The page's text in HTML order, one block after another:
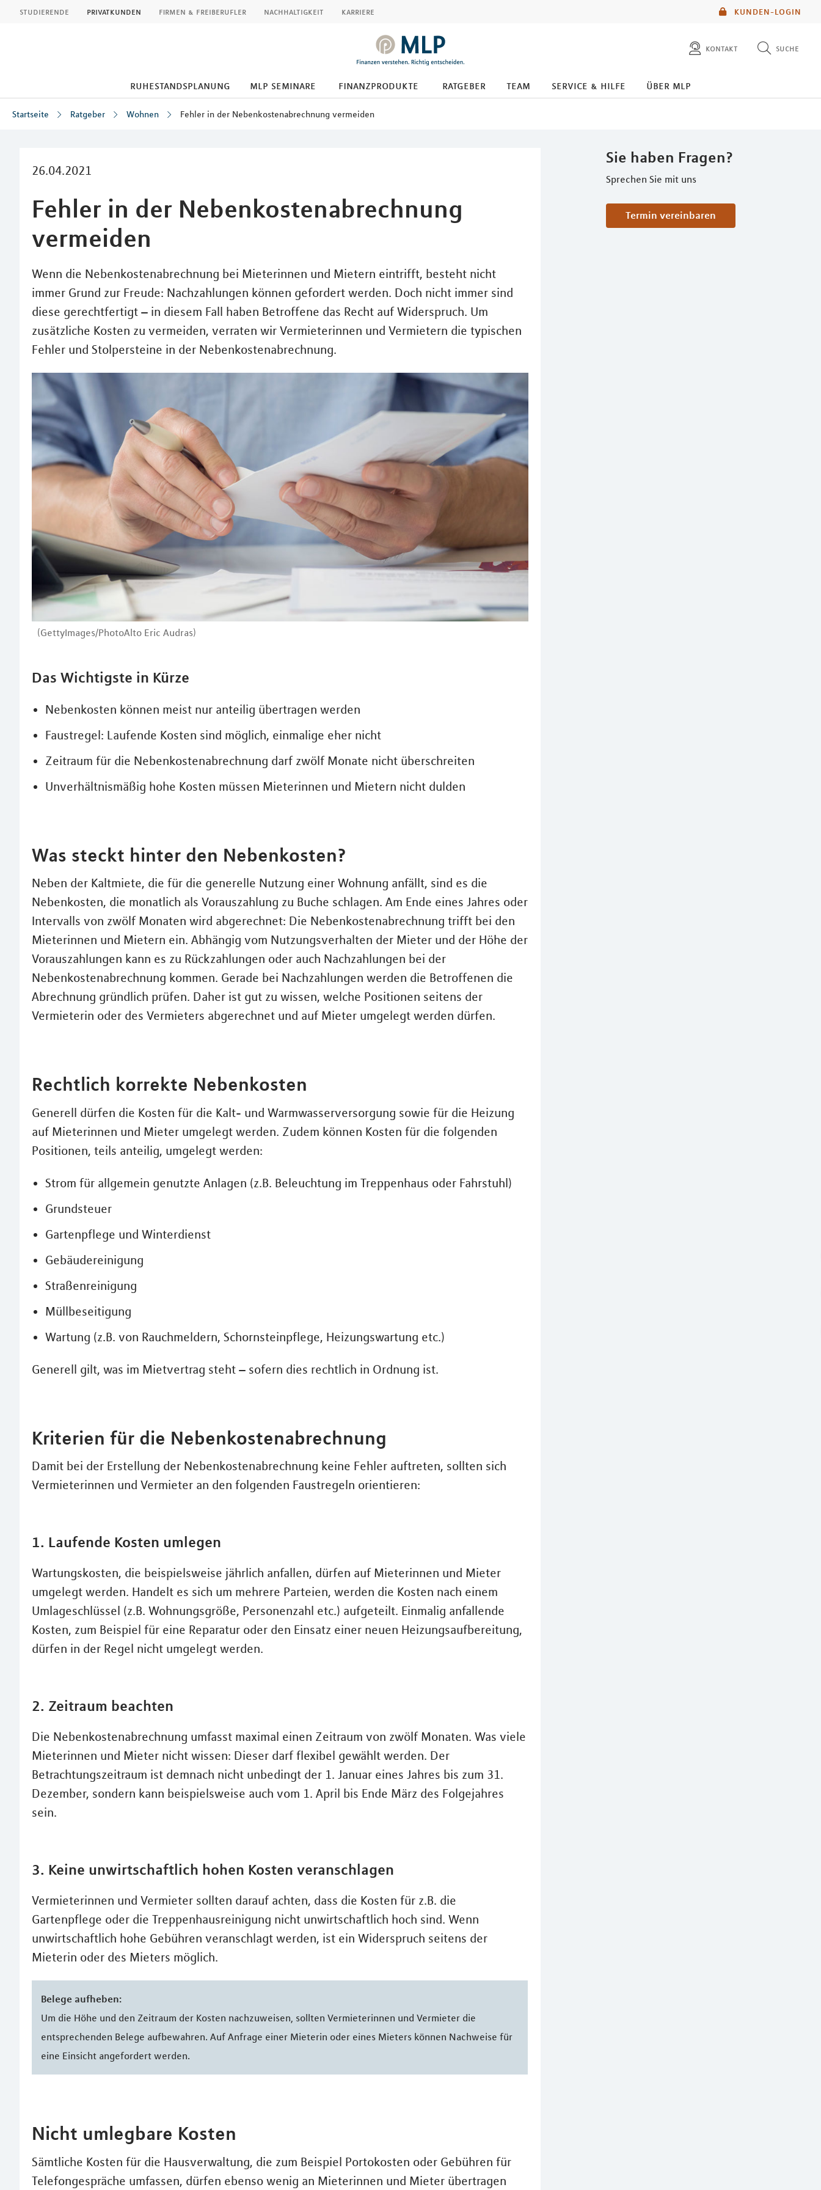
KUNDEN-LOGIN
studierende privatkunden firmen & freiberufler nachhaltigkeit karriere
kontakt suche
diese website durchsuchen
ruhestandsplanung mlp seminare finanzprodukte ratgeber team service & hilfe über mlp
Startseite Ratgeber Wohnen Fehler in der Nebenkostenabrechnung vermeiden
26.04.2021
Fehler in der Nebenkostenabrechnung
vermeiden
Wenn die Nebenkostenabrechnung bei Mieterinnen und Mietern eintrifft, besteht nicht
immer Grund zur Freude: Nachzahlungen können gefordert werden. Doch nicht immer sind
diese gerechtfertigt – in diesem Fall haben Betroffene das Recht auf Widerspruch. Um
zusätzliche Kosten zu vermeiden, verraten wir Vermieterinnen und Vermietern die typischen
Fehler und Stolpersteine in der Nebenkostenabrechnung.
(GettyImages/PhotoAlto Eric Audras)
Sie haben Fragen?
Sprechen Sie mit uns
Termin vereinbaren
Das Wichtigste in Kürze
Nebenkosten können meist nur anteilig übertragen werden
Faustregel: Laufende Kosten sind möglich, einmalige eher nicht
Zeitraum für die Nebenkostenabrechnung darf zwölf Monate nicht überschreiten
Unverhältnismäßig hohe Kosten müssen Mieterinnen und Mietern nicht dulden
Was steckt hinter den Nebenkosten?
Neben der Kaltmiete, die für die generelle Nutzung einer Wohnung anfällt, sind es die
Nebenkosten, die monatlich als Vorauszahlung zu Buche schlagen. Am Ende eines Jahres oder
Intervalls von zwölf Monaten wird abgerechnet: Die Nebenkostenabrechnung trifft bei den
Mieterinnen und Mietern ein. Abhängig vom Nutzungsverhalten der Mieter und der Höhe der
Vorauszahlungen kann es zu Rückzahlungen oder auch Nachzahlungen bei der
Nebenkostenabrechnung kommen. Gerade bei Nachzahlungen werden die Betroffenen die
Abrechnung gründlich prüfen. Daher ist gut zu wissen, welche Positionen seitens der
Vermieterin oder des Vermieters abgerechnet und auf Mieter umgelegt werden dürfen.
Rechtlich korrekte Nebenkosten
Generell dürfen die Kosten für die Kalt- und Warmwasserversorgung sowie für die Heizung
auf Mieterinnen und Mieter umgelegt werden. Zudem können Kosten für die folgenden
Positionen, teils anteilig, umgelegt werden:
Strom für allgemein genutzte Anlagen (z.B. Beleuchtung im Treppenhaus oder Fahrstuhl)
Grundsteuer
Gartenpflege und Winterdienst
Gebäudereinigung
Straßenreinigung
Müllbeseitigung
Wartung (z.B. von Rauchmeldern, Schornsteinpflege, Heizungswartung etc.)
Generell gilt, was im Mietvertrag steht – sofern dies rechtlich in Ordnung ist.
Kriterien für die Nebenkostenabrechnung
Damit bei der Erstellung der Nebenkostenabrechnung keine Fehler auftreten, sollten sich
Vermieterinnen und Vermieter an den folgenden Faustregeln orientieren:
1. Laufende Kosten umlegen
Wartungskosten, die beispielsweise jährlich anfallen, dürfen auf Mieterinnen und Mieter
umgelegt werden. Handelt es sich um mehrere Parteien, werden die Kosten nach einem
Umlageschlüssel (z.B. Wohnungsgröße, Personenzahl etc.) aufgeteilt. Einmalig anfallende
Kosten, zum Beispiel für eine Reparatur oder den Einsatz einer neuen Heizungsaufbereitung,
dürfen in der Regel nicht umgelegt werden.
2. Zeitraum beachten
Die Nebenkostenabrechnung umfasst maximal einen Zeitraum von zwölf Monaten. Was viele
Mieterinnen und Mieter nicht wissen: Dieser darf flexibel gewählt werden. Der
Betrachtungszeitraum ist demnach nicht unbedingt der 1. Januar eines Jahres bis zum 31.
Dezember, sondern kann beispielsweise auch vom 1. April bis Ende März des Folgejahres
sein.
3. Keine unwirtschaftlich hohen Kosten veranschlagen
Vermieterinnen und Vermieter sollten darauf achten, dass die Kosten für z.B. die
Gartenpflege oder die Treppenhausreinigung nicht unwirtschaftlich hoch sind. Wenn
unwirtschaftlich hohe Gebühren veranschlagt werden, ist ein Widerspruch seitens der
Mieterin oder des Mieters möglich.
Belege aufheben:
Um die Höhe und den Zeitraum der Kosten nachzuweisen, sollten Vermieterinnen und Vermieter die
entsprechenden Belege aufbewahren. Auf Anfrage einer Mieterin oder eines Mieters können Nachweise für
eine Einsicht angefordert werden.
Nicht umlegbare Kosten
Sämtliche Kosten für die Hausverwaltung, die zum Beispiel Portokosten oder Gebühren für
Telefongespräche umfassen, dürfen ebenso wenig an Mieterinnen und Mieter übertragen